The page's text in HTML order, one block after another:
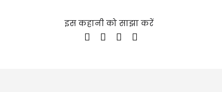
इस कहानी को साझा करें